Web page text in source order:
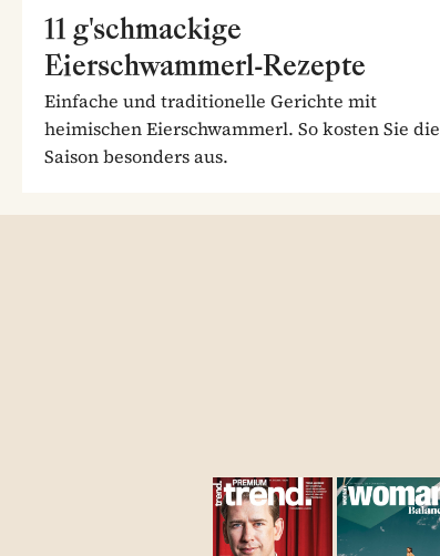
11 g'schmackige
Eierschwammerl-Rezepte
Einfache und traditionelle Gerichte mit
heimischen Eierschwammerl. So kosten Sie die
Saison besonders aus.